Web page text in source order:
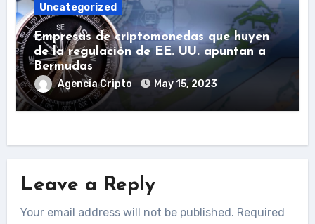
Uncategorized
Empresas de criptomonedas que huyen
de la regulación de EE. UU. apuntan a
Bermudas
Agencia Cripto May 15, 2023
Leave a Reply
Your email address will not be published. Required